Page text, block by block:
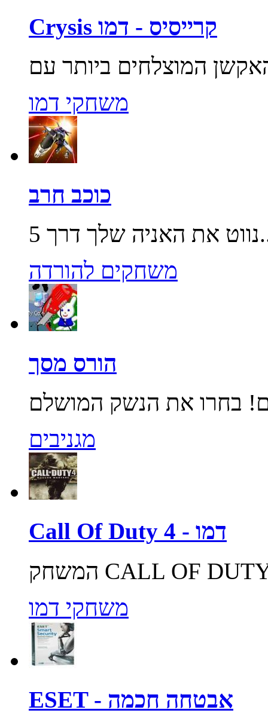
Crysis קרייסיס - דמו
משחקי דמו
כוכב חרב
5...
משחקים להורדה
הורס מסך
מגניבים
Call Of Duty 4 - דמו
משחקי דמו
ESET - אבטחה חכמה